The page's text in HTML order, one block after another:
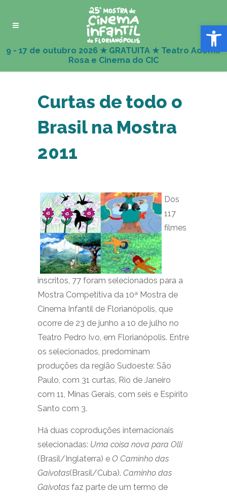
Abrir
Curtas de todo o
Brasil na Mostra
2011
Dos
117
filmes
inscritos, 77 foram selecionados para a
Mostra Competitiva da 10ª Mostra de
Cinema Infantil de Florianópolis, que
ocorre de 23 de junho a 10 de julho no
Teatro Pedro Ivo, em Florianópolis. Entre
os selecionados, predominam
produções da região Sudoeste: São
Paulo, com 31 curtas, Rio de Janeiro
com 11, Minas Gerais, com seis e Espírito
Santo com 3.
Há duas coproduções internacionais
selecionadas: Uma coisa nova para Olli
(Brasil/Inglaterra) e O Caminho das
Gaivotas(Brasil/Cuba). Caminho das
Gaivotas faz parte de um termo de